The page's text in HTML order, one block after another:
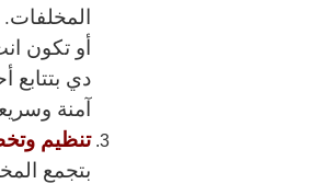
أو تكون
دي
آمنة
تنظيم
بتجمع